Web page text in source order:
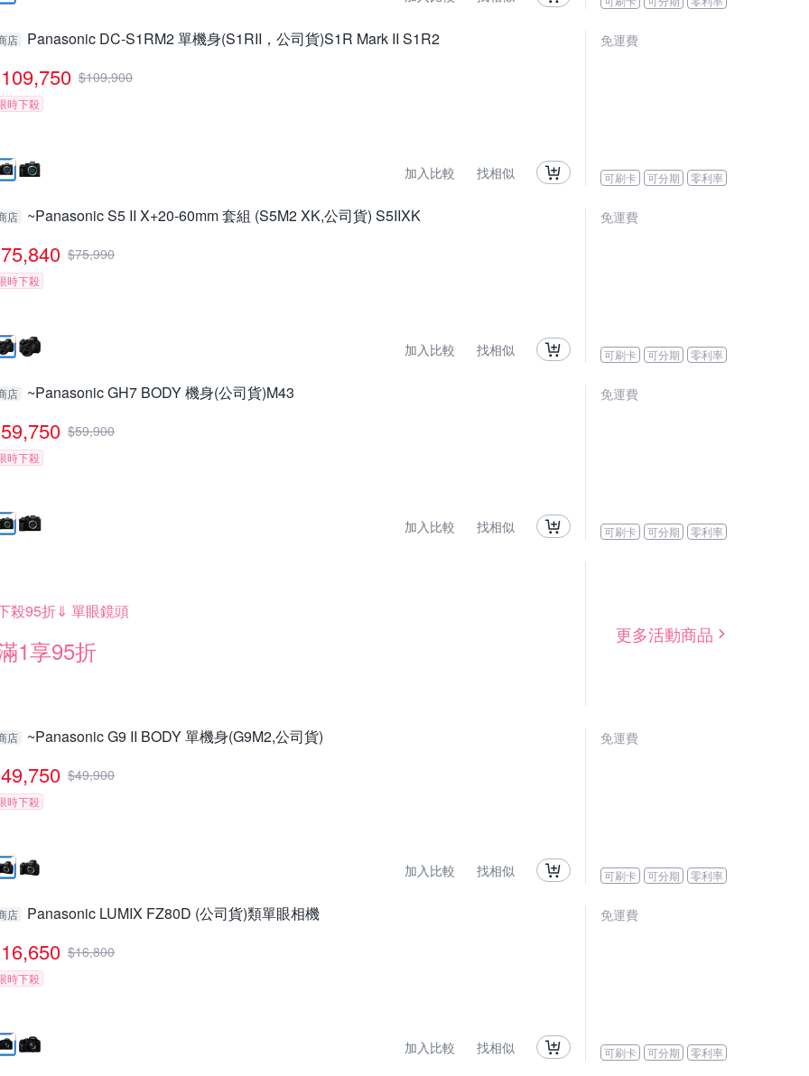
店 Panasonic DC-S1RM2 單機身(S1RII，公司貨)S1R Mark II S1R2
109,750 $109,900
時下殺
加入比較 找相似
免運費
可刷卡 可分期 零利率
店 ~Panasonic S5 II X+20-60mm 套組 (S5M2 XK,公司貨) S5IIXK
75,840 $75,990
時下殺
加入比較 找相似
免運費
可刷卡 可分期 零利率
店 ~Panasonic GH7 BODY 機身(公司貨)M43
59,750 $59,900
時下殺
加入比較 找相似
免運費
可刷卡 可分期 零利率
殺95折⇓ 單眼鏡頭
1享95折
更多活動商品
店 ~Panasonic G9 II BODY 單機身(G9M2,公司貨)
49,750 $49,900
時下殺
加入比較 找相似
免運費
可刷卡 可分期 零利率
店 Panasonic LUMIX FZ80D (公司貨)類單眼相機
16,650 $16,800
時下殺
加入比較 找相似
免運費
可刷卡 可分期 零利率